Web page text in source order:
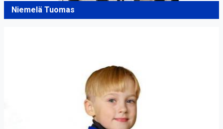
Niemelä Tuomas